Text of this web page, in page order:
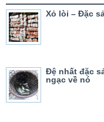
Xỏ lòi – Đặc
Đệ nhất đặc
ngạc về nó